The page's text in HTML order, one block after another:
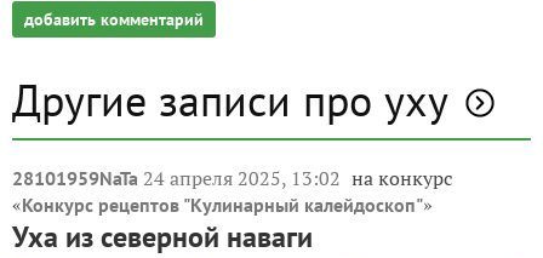
добавить комментарий
Другие записи про уху
28101959NaTa 24 апреля 2025, 13:02 на конкурс
«Конкурс рецептов "Кулинарный калейдоскоп"»
Уха из северной наваги